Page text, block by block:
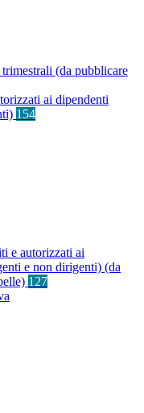
trimestrali (da pubblicare
ai dipendenti
154
e autorizzati ai
e non dirigenti) (da
127